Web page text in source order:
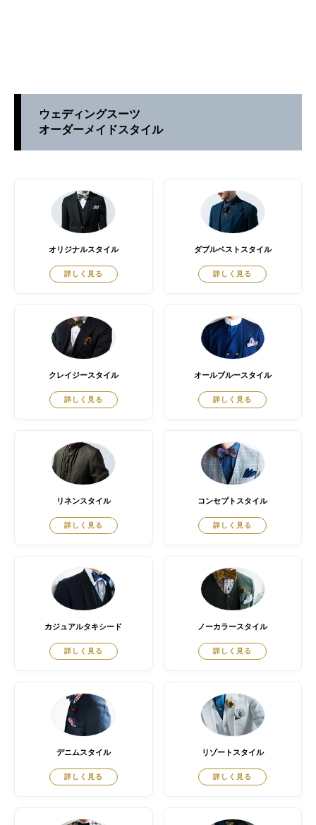
ウェディングスーツ
オーダーメイドスタイル
オリジナルスタイル
詳しく見る
ダブルベストスタイル
詳しく見る
クレイジースタイル
詳しく見る
オールブルースタイル
詳しく見る
リネンスタイル
詳しく見る
コンセプトスタイル
詳しく見る
カジュアルタキシード
詳しく見る
ノーカラースタイル
詳しく見る
デニムスタイル
詳しく見る
リゾートスタイル
詳しく見る